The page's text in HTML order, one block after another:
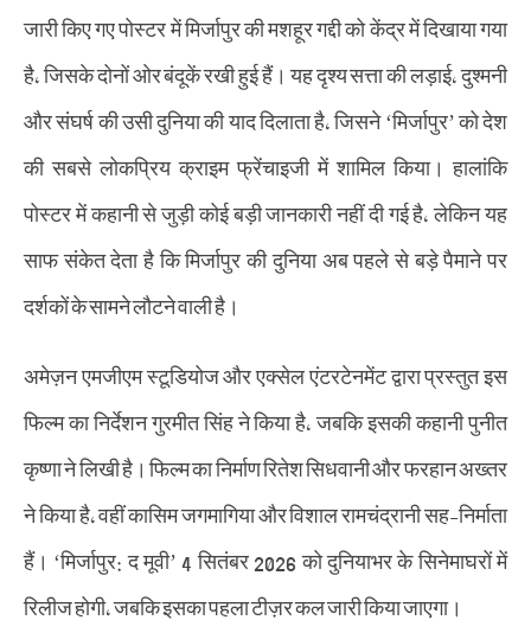
जारी किए गए पोस्टर में मिर्जापुर की मशहूर गद्दी को केंद्र में दिखाया गया
है, जिसके दोनों ओर बंदूकें रखी हुई हैं। यह दृश्य सत्ता की लड़ाई, दुश्मनी
और संघर्ष की उसी दुनिया की याद दिलाता है, जिसने ‘मिर्जापुर’ को देश
की सबसे लोकप्रिय क्राइम फ्रेंचाइजी में शामिल किया। हालांकि
पोस्टर में कहानी से जुड़ी कोई बड़ी जानकारी नहीं दी गई है, लेकिन यह
साफ संकेत देता है कि मिर्जापुर की दुनिया अब पहले से बड़े पैमाने पर
दर्शकों के सामने लौटने वाली है।
अमेज़न एमजीएम स्टूडियोज और एक्सेल एंटरटेनमेंट द्वारा प्रस्तुत इस
फिल्म का निर्देशन गुरमीत सिंह ने किया है, जबकि इसकी कहानी पुनीत
कृष्णा ने लिखी है। फिल्म का निर्माण रितेश सिधवानी और फरहान अख्तर
ने किया है, वहीं कासिम जगमागिया और विशाल रामचंद्रानी सह-निर्माता
हैं। ‘मिर्जापुर: द मूवी’ 4 सितंबर 2026 को दुनियाभर के सिनेमाघरों में
रिलीज होगी, जबकि इसका पहला टीज़र कल जारी किया जाएगा।